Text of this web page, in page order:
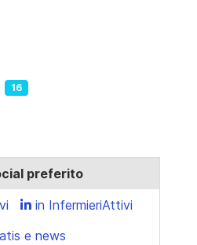
16
preferito
in InfermieriAttivi
e news